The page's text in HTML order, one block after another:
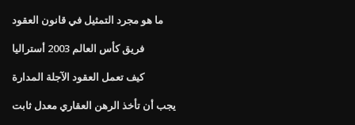
ما هو مجرد التمثيل في قانون العقود
فريق كأس العالم 2003 أستراليا
كيف تعمل العقود الآجلة المدارة
يجب أن تأخذ الرهن العقاري معدل ثابت